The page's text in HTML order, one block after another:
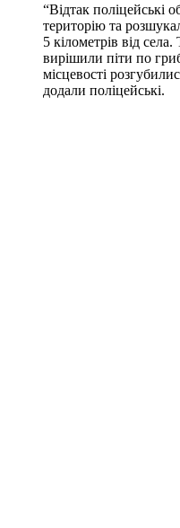
“Відтак поліцейські
територію та
5 кілометрів від
вирішили піти по
місцевості
додали поліцейські.